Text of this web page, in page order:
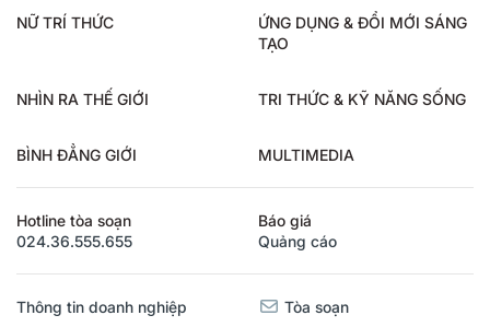
NỮ TRÍ THỨC
ỨNG DỤNG & ĐỔI MỚI SÁNG
TẠO
NHÌN RA THẾ GIỚI TRI THỨC & KỸ NĂNG SỐNG
BÌNH ĐẲNG GIỚI MULTIMEDIA
Hotline tòa soạn
024.36.555.655
Báo giá
Quảng cáo
Thông tin doanh nghiệp Tòa soạn